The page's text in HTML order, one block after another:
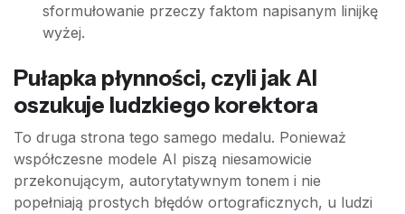
sformułowanie przeczy faktom napisanym linijkę
wyżej.
Pułapka płynności, czyli jak AI
oszukuje ludzkiego korektora
To druga strona tego samego medalu. Ponieważ
współczesne modele AI piszą niesamowicie
przekonującym, autorytatywnym tonem i nie
popełniają prostych błędów ortograficznych, u ludzi